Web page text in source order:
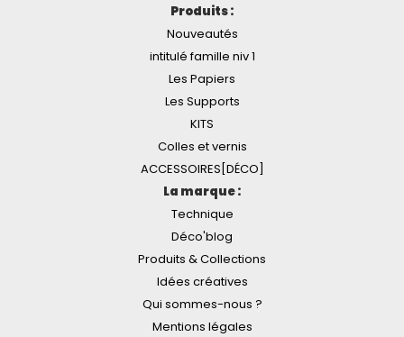
Produits :
Nouveautés
intitulé famille niv 1
Les Papiers
Les Supports
KITS
Colles et vernis
ACCESSOIRES[DÉCO]
La marque :
Technique
Déco'blog
Produits & Collections
Idées créatives
Qui sommes-nous ?
Mentions légales